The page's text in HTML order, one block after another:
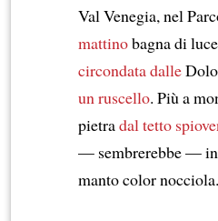
Val Venegia, nel
mattinobagna di
circondata dalle
un ruscello. Più a
pietradal tetto
— sembrerebbe —
manto color nocciola.